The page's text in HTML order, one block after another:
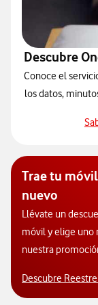
Descubre
Conoce el
los datos,
Trae tu
nuevo
Llévate un
móvil y elige uno
nuestra
Descubre